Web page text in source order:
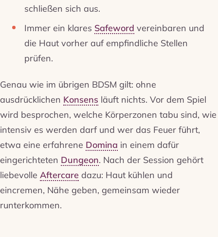
schließen sich aus.
Immer ein klares Safeword vereinbaren und
die Haut vorher auf empfindliche Stellen
prüfen.
Genau wie im übrigen BDSM gilt: ohne
ausdrücklichen Konsens läuft nichts. Vor dem Spiel
wird besprochen, welche Körperzonen tabu sind, wie
intensiv es werden darf und wer das Feuer führt,
etwa eine erfahrene Domina in einem dafür
eingerichteten Dungeon. Nach der Session gehört
liebevolle Aftercare dazu: Haut kühlen und
eincremen, Nähe geben, gemeinsam wieder
runterkommen.